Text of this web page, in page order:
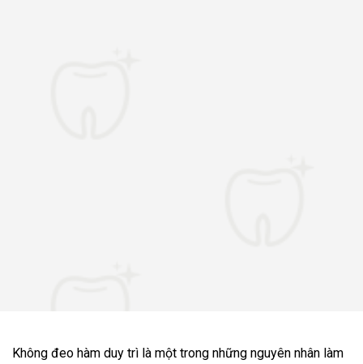
Không đeo hàm duy trì là một trong những nguyên nhân làm